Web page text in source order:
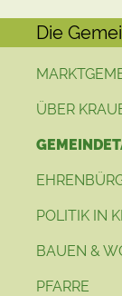
Die
ÜBER
POLITIK IN
BAUEN &
PFARRE